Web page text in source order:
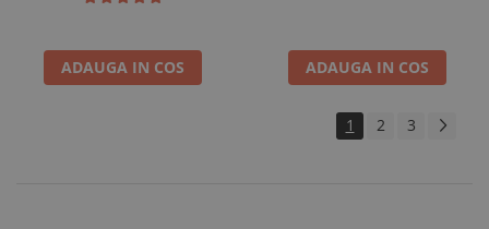
ADAUGA IN COS ADAUGA IN COS
1 2 3